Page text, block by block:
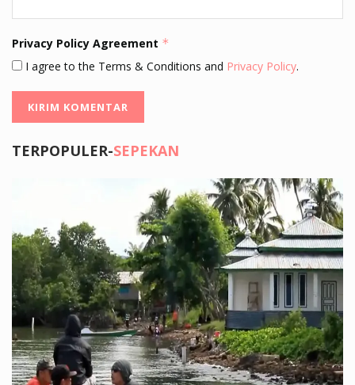
Privacy Policy Agreement *
I agree to the Terms & Conditions and Privacy Policy.
TERPOPULER-SEPEKAN